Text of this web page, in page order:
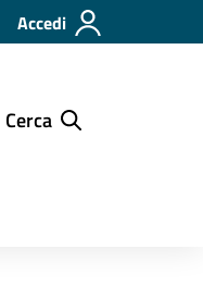
Accedi
Cerca